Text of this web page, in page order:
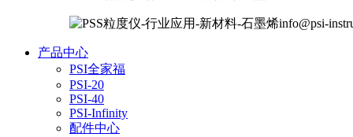
info@psi-
产品中心
PSI全家福
PSI-20
PSI-40
PSI-Infinity
配件中心